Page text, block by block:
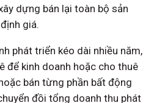
dựng bán lại toàn bộ sản
giá.
phát triển kéo dài nhiều năm,
để kinh doanh hoặc cho thuê
bán từng phần bất động
đồi tổng doanh thu phát